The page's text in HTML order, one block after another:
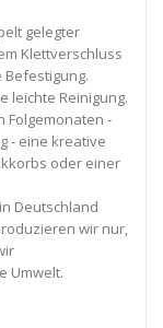
gelegter
Klettverschluss
leichte Reinigung.
Folgemonaten -
- eine kreative
oder einer
Deutschland
wir nur,
Umwelt.